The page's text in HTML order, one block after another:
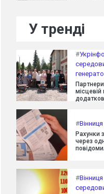
У тренді
#
місцевій
#Вінниця
Рахунки
через
#Вінниця